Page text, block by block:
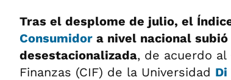
Tras el desplome de julio, el
Consumidor a nivel nacional
desestacionalizada, de acuerdo al
Finanzas (CIF) de la Universidad Di